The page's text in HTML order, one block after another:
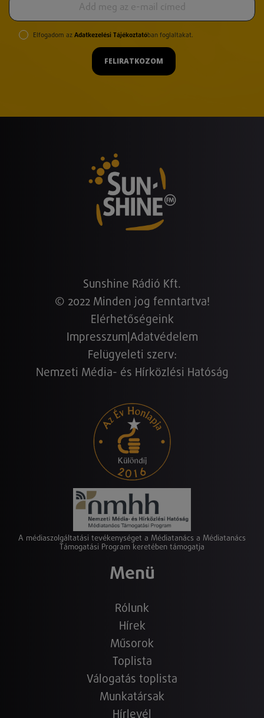
Elfogadom az Adatkezelési Tájékoztatóban foglaltakat.
FELIRATKOZOM
Sunshine Rádió Kft.
© 2022 Minden jog fenntartva!
Elérhetőségeink
Impresszum Adatvédelem
Felügyeleti szerv:
Nemzeti Média- és Hírközlési Hatóság
A médiaszolgáltatási tevékenységet a Médiatanács a Médiatanács
Támogatási Program keretében támogatja
Menü
Rólunk
Hírek
Műsorok
Toplista
Válogatás toplista
Munkatársak
Hírlevél